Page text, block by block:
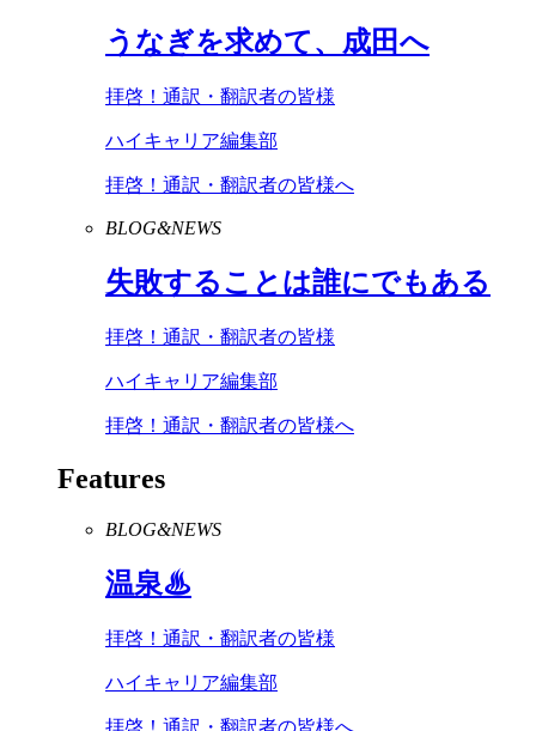
うなぎを求めて、成田へ
拝啓！通訳・翻訳者の皆様
ハイキャリア編集部
拝啓！通訳・翻訳者の皆様へ
BLOG&NEWS
失敗することは誰にでもある
拝啓！通訳・翻訳者の皆様
ハイキャリア編集部
拝啓！通訳・翻訳者の皆様へ
Features
BLOG&NEWS
温泉♨
拝啓！通訳・翻訳者の皆様
ハイキャリア編集部
拝啓！通訳・翻訳者の皆様へ